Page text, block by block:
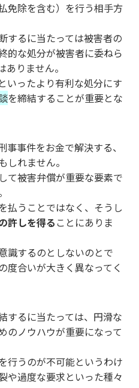
免除を含む）を行う相手方
するに当たっては被害者の
的な処分が被害者に委ねら
りません。
いったより有利な処分にす
を締結することが重要とな
事事件をお金で解決する、
しれません。
て被害弁償が重要な要素で
払うことではなく、そうし
許しを得る ことにありま
識するのとしないのとで
度合いが大きく異なってく
するに当たっては、円滑な
のノウハウが重要になって
行うのが不可能というわけ
や過度な要求といった種々